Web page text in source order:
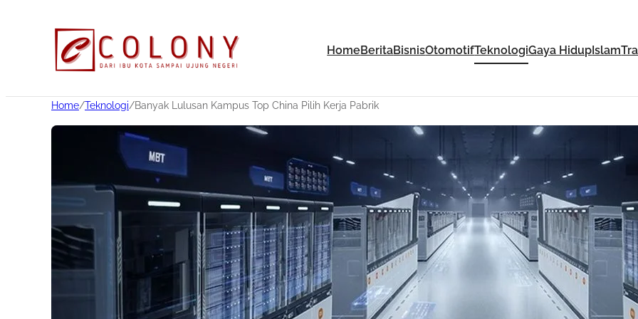
HomeBeritaBisnisOtomotifTeknologiGaya Hidup Islam
Home/Teknologi/Banyak Lulusan Kampus Top China Pilih Kerja Pabrik